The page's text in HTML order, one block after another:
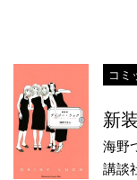
コミ
新
海野
講談